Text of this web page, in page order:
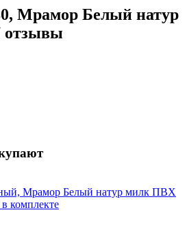
Мрамор Белый натур
отзывы
Мрамор Белый натур милк ПВХ
комплекте